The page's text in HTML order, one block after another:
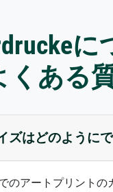
くある
ズはどのように
のアートプリントの